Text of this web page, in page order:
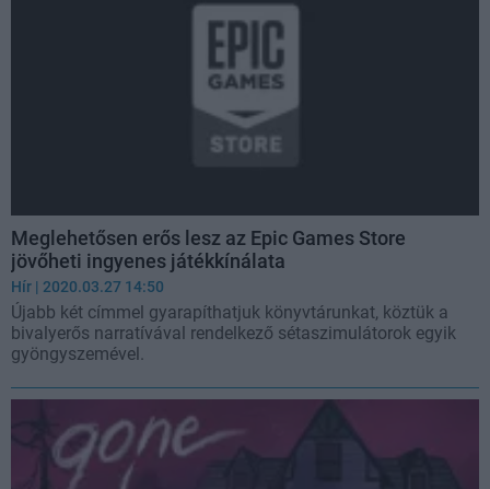
Meglehetősen erős lesz az Epic Games Store
jövőheti ingyenes játékkínálata
Hír | 2020.03.27 14:50
Újabb két címmel gyarapíthatjuk könyvtárunkat, köztük a
bivalyerős narratívával rendelkező sétaszimulátorok egyik
gyöngyszemével.